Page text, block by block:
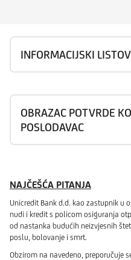
INFORMACIJSKI
OBRAZAC POTVRDE
POSLODAVAC
NAJČEŠĆA PITANJA
Unicredit Bank d.d. kao zastupnik u
nudi i kredit s policom osiguranja
od nastanka budućih neizvjesnih
poslu, bolovanje i smrt.
Obzirom na navedeno, preporučuje